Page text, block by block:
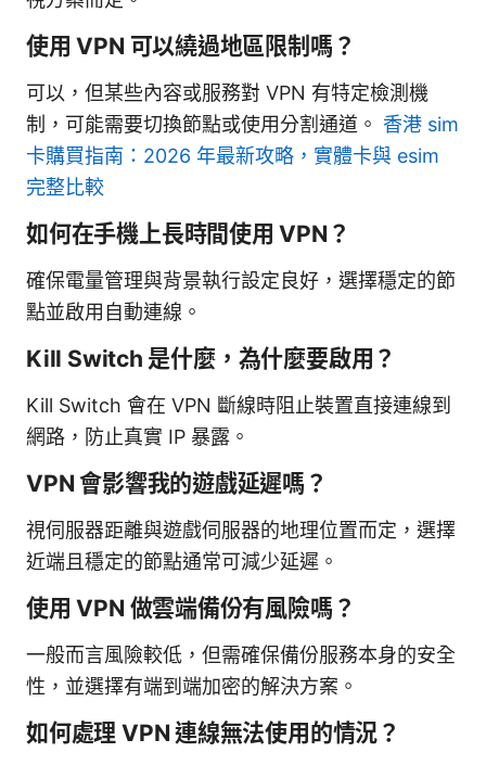
使用 VPN 可以繞過地區限制嗎？
可以，但某些內容或服務對 VPN 有特定檢測機
制，可能需要切換節點或使用分割通道。 香港 sim
卡購買指南：2026 年最新攻略，實體卡與 esim
完整比較
如何在手機上長時間使用 VPN？
確保電量管理與背景執行設定良好，選擇穩定的節
點並啟用自動連線。
Kill Switch 是什麼，為什麼要啟用？
Kill Switch 會在 VPN 斷線時阻止裝置直接連線到
網路，防止真實 IP 暴露。
VPN 會影響我的遊戲延遲嗎？
視伺服器距離與遊戲伺服器的地理位置而定，選擇
近端且穩定的節點通常可減少延遲。
使用 VPN 做雲端備份有風險嗎？
一般而言風險較低，但需確保備份服務本身的安全
性，並選擇有端到端加密的解決方案。
如何處理 VPN 連線無法使用的情況？